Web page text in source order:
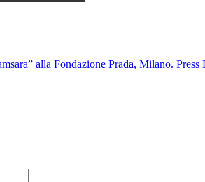
alla Fondazione Prada, Milano. Press